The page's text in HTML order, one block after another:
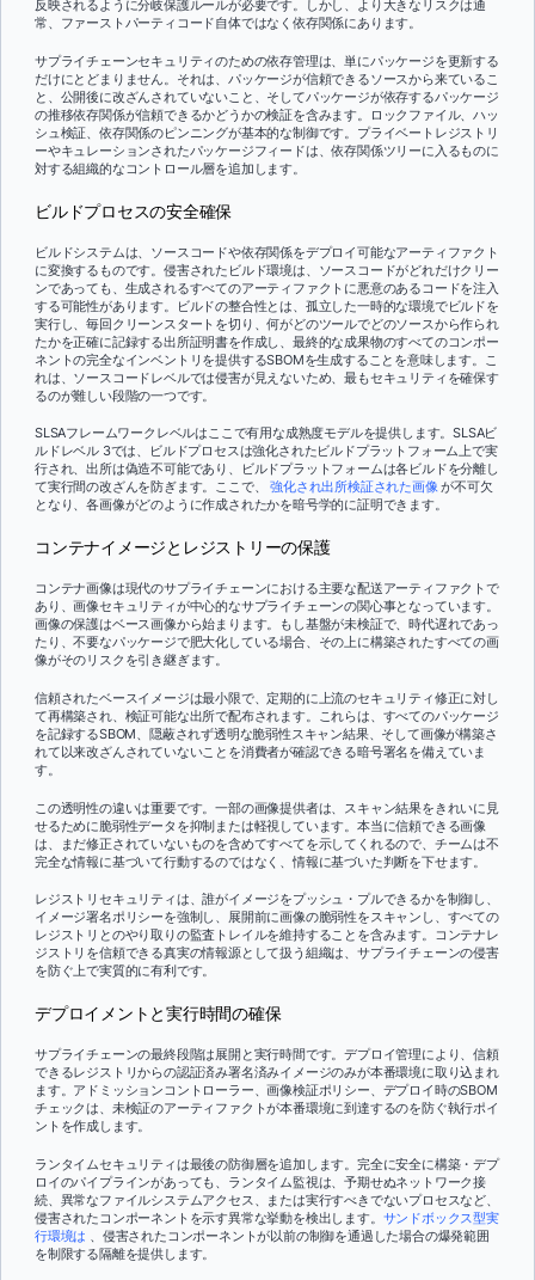
反映されるように分岐保護ルールが必要です。しかし、より大きなリスクは通
常、ファーストパーティコード自体ではなく依存関係にあります。
サプライチェーンセキュリティのための依存管理は、単にパッケージを更新する
だけにとどまりません。それは、パッケージが信頼できるソースから来ているこ
と、公開後に改ざんされていないこと、そしてパッケージが依存するパッケージ
の推移依存関係が信頼できるかどうかの検証を含みます。ロックファイル、ハッ
シュ検証、依存関係のピンニングが基本的な制御です。プライベートレジストリ
ーやキュレーションされたパッケージフィードは、依存関係ツリーに入るものに
対する組織的なコントロール層を追加します。
ビルドプロセスの安全確保
ビルドシステムは、ソースコードや依存関係をデプロイ可能なアーティファクト
に変換するものです。侵害されたビルド環境は、ソースコードがどれだけクリー
ンであっても、生成されるすべてのアーティファクトに悪意のあるコードを注入
する可能性があります。ビルドの整合性とは、孤立した一時的な環境でビルドを
実行し、毎回クリーンスタートを切り、何がどのツールでどのソースから作られ
たかを正確に記録する出所証明書を作成し、最終的な成果物のすべてのコンポー
ネントの完全なインベントリを提供するSBOMを生成することを意味します。こ
れは、ソースコードレベルでは侵害が見えないため、最もセキュリティを確保す
るのが難しい段階の一つです。
SLSAフレームワークレベルはここで有用な成熟度モデルを提供します。SLSAビ
ルドレベル 3では、ビルドプロセスは強化されたビルドプラットフォーム上で実
行され、出所は偽造不可能であり、ビルドプラットフォームは各ビルドを分離し
て実行間の改ざんを防ぎます。ここで、強化され出所検証された画像が不可欠
となり、各画像がどのように作成されたかを暗号学的に証明できます。
コンテナイメージとレジストリーの保護
コンテナ画像は現代のサプライチェーンにおける主要な配送アーティファクトで
あり、画像セキュリティが中心的なサプライチェーンの関心事となっています。
画像の保護はベース画像から始まります。もし基盤が未検証で、時代遅れであっ
たり、不要なパッケージで肥大化している場合、その上に構築されたすべての画
像がそのリスクを引き継ぎます。
信頼されたベースイメージは最小限で、定期的に上流のセキュリティ修正に対し
て再構築され、検証可能な出所で配布されます。これらは、すべてのパッケージ
を記録するSBOM、隠蔽されず透明な脆弱性スキャン結果、そして画像が構築さ
れて以来改ざんされていないことを消費者が確認できる暗号署名を備えていま
す。
この透明性の違いは重要です。一部の画像提供者は、スキャン結果をきれいに見
せるために脆弱性データを抑制または軽視しています。本当に信頼できる画像
は、まだ修正されていないものを含めてすべてを示してくれるので、チームは不
完全な情報に基づいて行動するのではなく、情報に基づいた判断を下せます。
レジストリセキュリティは、誰がイメージをプッシュ・プルできるかを制御し、
イメージ署名ポリシーを強制し、展開前に画像の脆弱性をスキャンし、すべての
レジストリとのやり取りの監査トレイルを維持することを含みます。コンテナレ
ジストリを信頼できる真実の情報源として扱う組織は、サプライチェーンの侵害
を防ぐ上で実質的に有利です。
デプロイメントと実行時間の確保
サプライチェーンの最終段階は展開と実行時間です。デプロイ管理により、信頼
できるレジストリからの認証済み署名済みイメージのみが本番環境に取り込まれ
ます。アドミッションコントローラー、画像検証ポリシー、デプロイ時のSBOM
チェックは、未検証のアーティファクトが本番環境に到達するのを防ぐ執行ポイ
ントを作成します。
ランタイムセキュリティは最後の防御層を追加します。完全に安全に構築・デプ
ロイのパイプラインがあっても、ランタイム監視は、予期せぬネットワーク接
続、異常なファイルシステムアクセス、または実行すべきでないプロセスなど、
侵害されたコンポーネントを示す異常な挙動を検出します。 サンドボックス型実
行環境は 、侵害されたコンポーネントが以前の制御を通過した場合の爆発範囲
を制限する隔離を提供します。